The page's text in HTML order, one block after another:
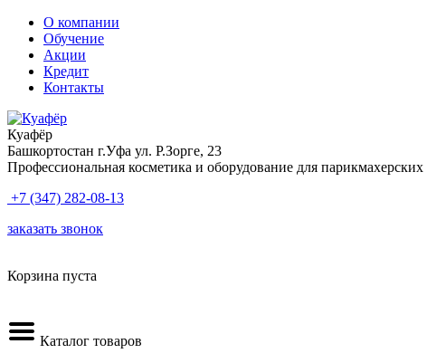
О компании
Обучение
Акции
Кредит
Контакты
Куафёр
Башкортостан г.Уфа ул. Р.Зорге, 23
Профессиональная косметика и оборудование для
+7 (347) 282-08-13
заказать звонок
Корзина пуста
Каталог товаров